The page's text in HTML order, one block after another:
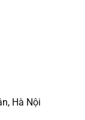
Hà Nội